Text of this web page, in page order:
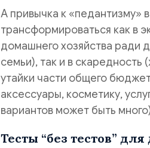
А привычка к «педантизму»
трансформироваться как в
домашнего хозяйства ради
семьи), так и в скаредность
утайки части общего
аксессуары, косметику,
вариантов может быть
Тесты “без тестов”